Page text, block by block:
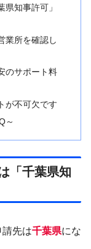
知事許可」
業所を確認し
のサポート料
が不可欠です
～
「千葉県知
先は千葉県にな